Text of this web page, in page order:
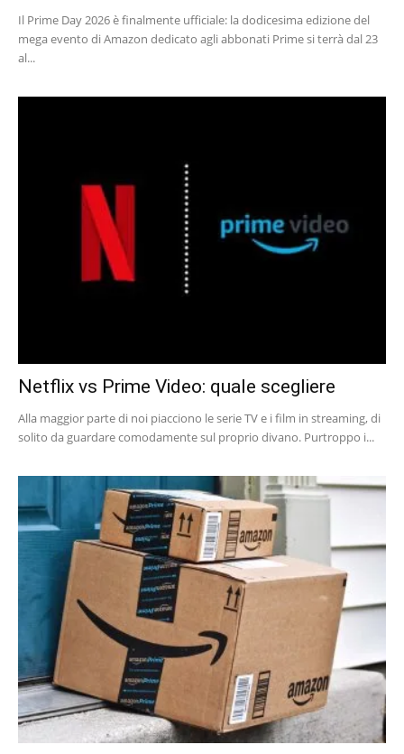
Il Prime Day 2026 è finalmente ufficiale: la dodicesima edizione del
mega evento di Amazon dedicato agli abbonati Prime si terrà dal 23
al...
Netflix vs Prime Video: quale scegliere
Alla maggior parte di noi piacciono le serie TV e i film in streaming, di
solito da guardare comodamente sul proprio divano. Purtroppo i...